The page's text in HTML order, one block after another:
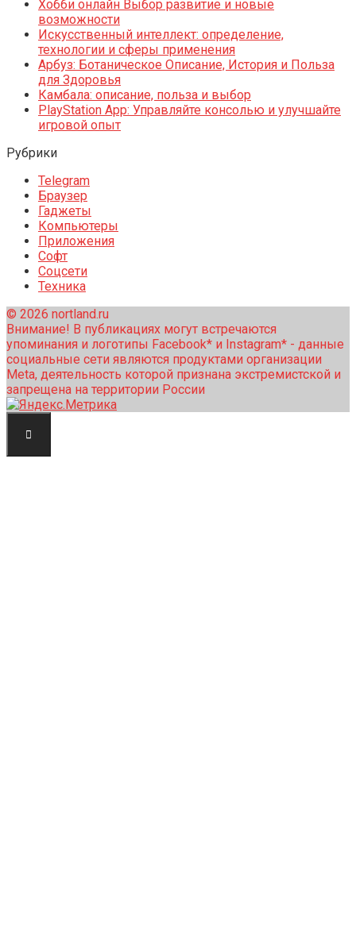
Хобби онлайн Выбор развитие и новые
возможности
Искусственный интеллект: определение,
технологии и сферы применения
Арбуз: Ботаническое Описание, История и Польза
для Здоровья
Камбала: описание, польза и выбор
PlayStation App: Управляйте консолью и улучшайте
игровой опыт
Рубрики
Telegram
Браузер
Гаджеты
Компьютеры
Приложения
Софт
Соцсети
Техника
© 2026 nortland.ru
Внимание! В публикациях могут встречаются
упоминания и логотипы Facebook* и Instagram* - данные
социальные сети являются продуктами организации
Meta, деятельность которой признана экстремистской и
запрещена на территории России